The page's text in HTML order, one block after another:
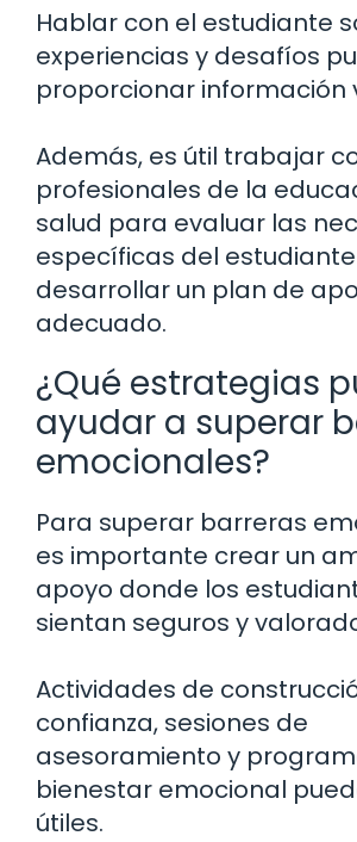
Hablar con el estudiante
experiencias y desafíos
proporcionar información
Además, es útil trabajar
profesionales de la
salud para evaluar las
específicas del
desarrollar un plan de
adecuado.
¿Qué estrategias
ayudar a superar
emocionales?
Para superar barreras
es importante crear un
apoyo donde los
sientan seguros y
Actividades de
confianza, sesiones de
asesoramiento y
bienestar emocional
útiles.